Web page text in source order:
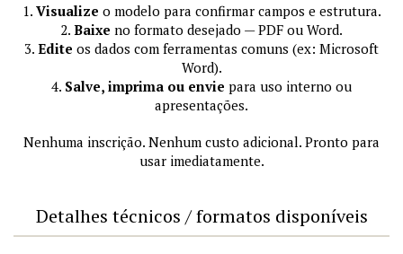
1. Visualize o modelo para confirmar campos e estrutura.
2. Baixe no formato desejado — PDF ou Word.
3. Edite os dados com ferramentas comuns (ex: Microsoft
Word).
4. Salve, imprima ou envie para uso interno ou
apresentações.
Nenhuma inscrição. Nenhum custo adicional. Pronto para
usar imediatamente.
Detalhes técnicos / formatos disponíveis